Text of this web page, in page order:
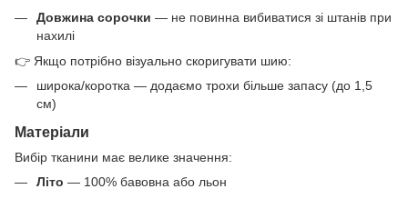
Довжина сорочки — не повинна вибиватися зі штанів при
нахилі
👉 Якщо потрібно візуально скоригувати шию:
широка/коротка — додаємо трохи більше запасу (до 1,5
см)
Матеріали
Вибір тканини має велике значення:
Літо — 100% бавовна або льон